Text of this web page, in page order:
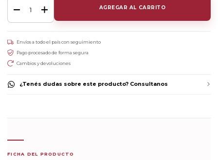
Envíos a todo el país con seguimiento
Pago procesado de forma segura
Cambios y devoluciones
¿Tenés dudas sobre este producto? Consultanos
FICHA DEL PRODUCTO